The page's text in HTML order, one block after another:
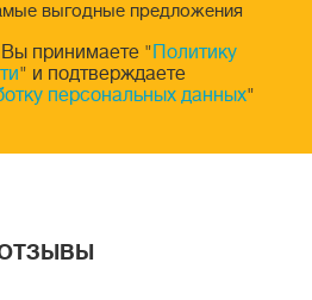
выгодные предложения
принимаете "Политику
" и подтверждаете
персональных данных"